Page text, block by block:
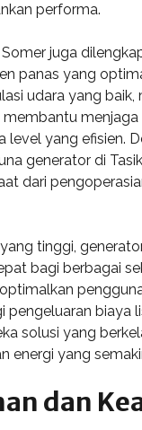
performa.
juga
panas yang
udara yang baik,
menjaga
level yang efisien.
generator di
dari
tinggi,
bagi berbagai
pengeluaran biaya
solusi yang
energi yang
dan